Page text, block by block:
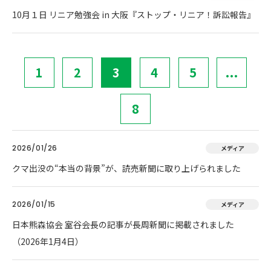
10月１日 リニア勉強会 in 大阪『ストップ・リニア！訴訟報告』
1 2 3 4 5 ...
8
2026/01/26 メディア
クマ出没の“本当の背景”が、読売新聞に取り上げられました
2026/01/15 メディア
日本熊森協会 室谷会長の記事が長周新聞に掲載されました
（2026年1月4日）